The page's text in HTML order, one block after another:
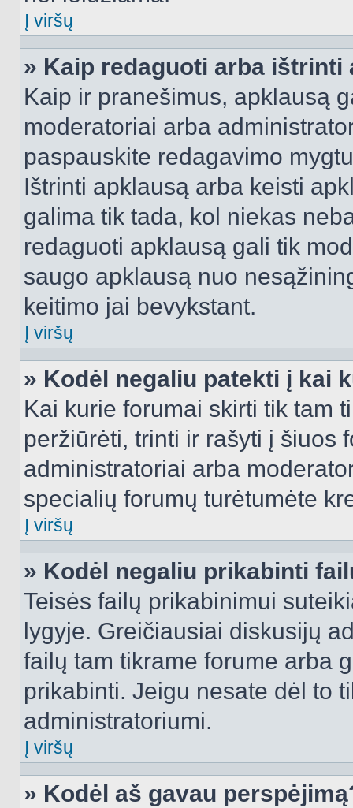
Į viršų
» Kaip redaguoti arba ištrinti
Kaip ir pranešimus, apklausą
moderatoriai arba
paspauskite redagavimo
Ištrinti apklausą arba keisti
galima tik tada, kol niekas
redaguoti apklausą gali tik
saugo apklausą nuo
keitimo jai bevykstant.
Į viršų
» Kodėl negaliu patekti į kai
Kai kurie forumai skirti tik tam
peržiūrėti, trinti ir rašyti į šiuos
administratoriai arba
specialių forumų turėtumėte
Į viršų
» Kodėl negaliu prikabinti
Teisės failų prikabinimui
lygyje. Greičiausiai diskusijų
failų tam tikrame forume arba
prikabinti. Jeigu nesate dėl to
administratoriumi.
Į viršų
» Kodėl aš gavau